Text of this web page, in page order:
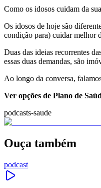
Como os idosos cuidam da
Os idosos de hoje são
condição para) cuidar melhor
Duas das ideias recorrentes
essas duas demandas, são
Ao longo da conversa,
Ver opções de Plano de
podcasts-saude
Ouça também
podcast